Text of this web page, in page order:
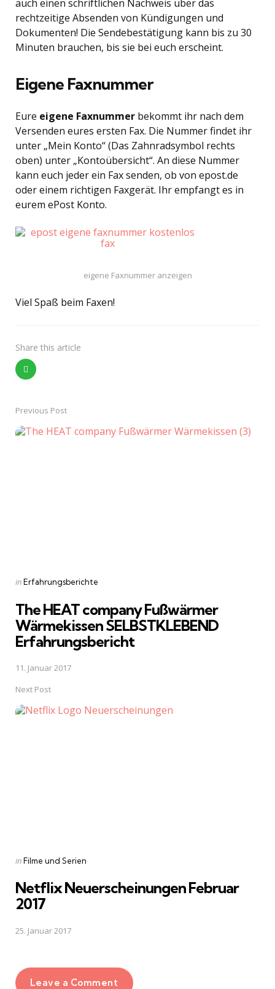
auch einen schriftlichen Nachweis über das
rechtzeitige Absenden von Kündigungen und
Dokumenten! Die Sendebestätigung kann bis zu 30
Minuten brauchen, bis sie bei euch erscheint.
Eigene Faxnummer
Eure eigene Faxnummer bekommt ihr nach dem
Versenden eures ersten Fax. Die Nummer findet ihr
unter „Mein Konto“ (Das Zahnradsymbol rechts
oben) unter „Kontoübersicht“. An diese Nummer
kann euch jeder ein Fax senden, ob von epost.de
oder einem richtigen Faxgerät. Ihr empfangt es in
eurem ePost Konto.
eigene Faxnummer anzeigen
Viel Spaß beim Faxen!
Share this article
Post
navigation
Previous Post
Posted
inErfahrungsberichte
The HEAT company Fußwärmer
Wärmekissen SELBSTKLEBEND
Erfahrungsbericht
11. Januar 2017
Next Post
Posted
inFilme und Serien
Netflix Neuerscheinungen Februar
2017
25. Januar 2017
Leave a Comment